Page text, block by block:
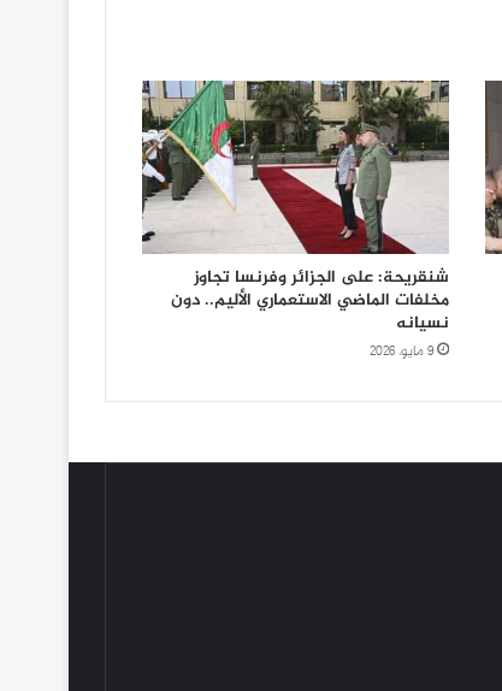
شنقريحة: على الجزائر وفرنسا تجاوز
مخلفات الماضي الاستعماري الأليم.. دون
نسيانه
9 مايو، 2026